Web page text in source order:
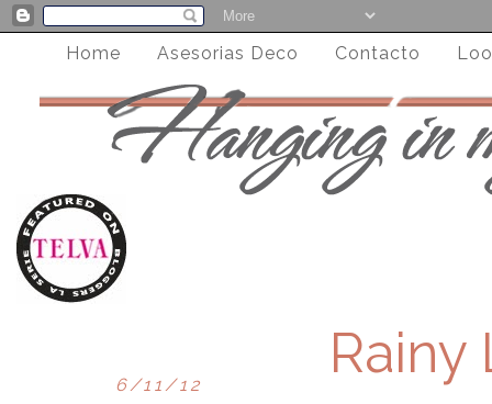
Home Asesorias Deco Contacto
6/11/12 Rainy